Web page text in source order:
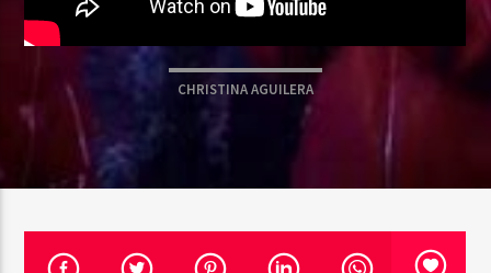
Emission en cours
Web-Radio-Années 100% 80s
22:00
CHRISTINA AGUILERA